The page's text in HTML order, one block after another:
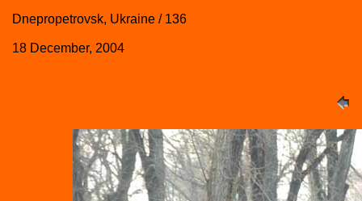
Dnepropetrovsk, Ukraine / 136
18 December, 2004